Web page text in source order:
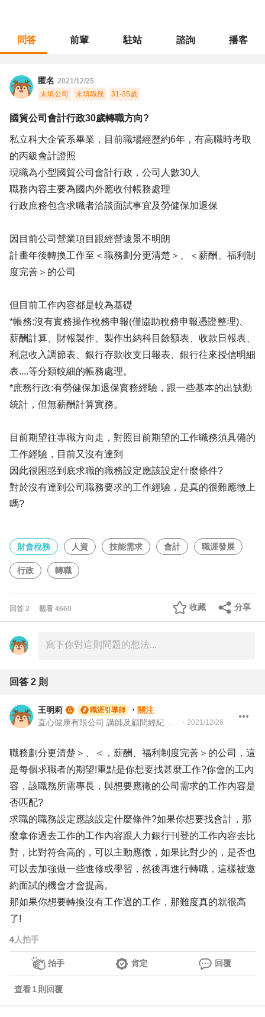
問答 前輩 駐站 諮詢 播客
匿名 2021/12/25
未填公司
未填職務 31-35歲
國貿公司會計行政30歲轉職方向?
私立科大企管系畢業，目前職場經歷約6年，有高職時考取
的丙級會計證照
現職為小型國貿公司會計行政，公司人數30人
職務內容主要為國內外應收付帳務處理
行政庶務包含求職者洽談面試事宜及勞健保加退保
因目前公司營業項目跟經營遠景不明朗
計畫年後轉換工作至＜職務劃分更清楚＞、＜薪酬、福利制
度完善＞的公司
但目前工作內容都是較為基礎
*帳務:沒有實務操作稅務申報(僅協助稅務申報憑證整理)、
薪酬計算、財報製作、製作出納科目餘額表、收款日報表、
利息收入調節表、銀行存款收支日報表、銀行往來授信明細
表....等分類較細的帳務處理。
*庶務行政:有勞健保加退保實務經驗，跟一些基本的出缺勤
統計，但無薪酬計算實務。
目前期望往專職方向走，對照目前期望的工作職務須具備的
工作經驗，目前又沒有達到
因此很困惑到底求職的職務設定應該設定什麼條件?
對於沒有達到公司職務要求的工作經驗，是真的很難應徵上
嗎?
財會稅務 人資 技能需求 會計 職涯發展
行政 轉職
回答 2 觀看 4660 分享
收藏
回答 2 則
王明莉 職涯引導師 ・ 關注
・ 2021/12/26
職務劃分更清楚＞、＜，薪酬、福利制度完善＞的公司，這
是每個求職者的期望!重點是你想要找甚麼工作?你會的工內
容，該職務所需專長，與想要應徵的公司需求的工作內容是
否匹配?
求職的職務設定應該設定什麼條件?如果你想要找會計，那
麼拿你過去工作的工作內容跟人力銀行刊登的工作內容去比
對，比對符合高的，可以主動應徵，如果比對少的，是否也
可以去加強做一些進修或學習，然後再進行轉職，這樣被邀
約面試的機會才會提高。
那如果你想要轉換沒有工作過的工作，那難度真的就很高
了!
4人拍手
拍手 肯定 回覆
查看1 則回覆